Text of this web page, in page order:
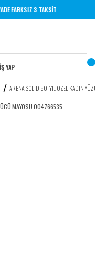
VADE FARKSIZ 3 TAKSİT
YAP
ARENA SOLID 50. YIL ÖZEL KADIN